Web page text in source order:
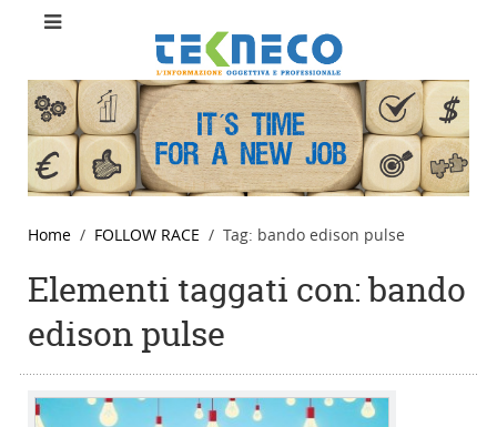
Home FOLLOW RACE Tag: bando edison pulse
Elementi taggati con: bando
edison pulse